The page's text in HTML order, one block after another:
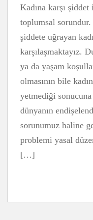
Kadına karşı
toplumsal
şiddete uğrayan
karşılaşmaktayız.
ya da yaşam
olmasının bile
yetmediği
dünyanın
sorunumuz haline
problemi yasal
[…]